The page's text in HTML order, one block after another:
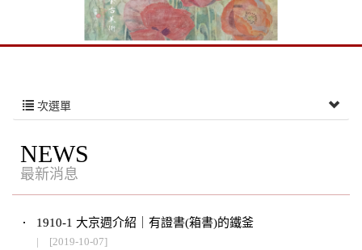
次選單
NEWS
最新消息
1910-1 大京週介紹｜有證書(箱書)的鐵釜
[2019-10-07]